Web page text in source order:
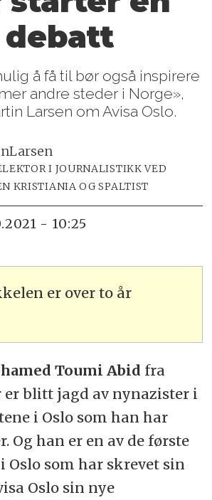
å få til bør også inspirere
andre steder i Norge»,
Larsen om Avisa Oslo.
Larsen
I JOURNALISTIKK VED
KRISTIANIA OG SPALTIST
- 10:25
er over to år
Toumi Abid fra
er blitt jagd av nynazister i
i Oslo som han har
Og han er en av de første
Oslo som har skrevet sin
Oslo sin nye